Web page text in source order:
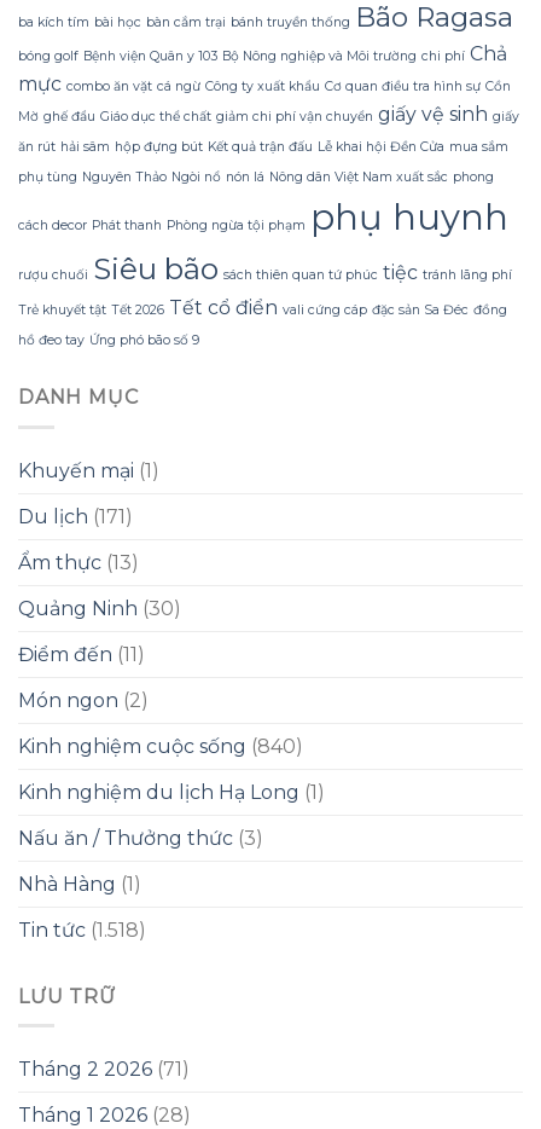
giải
khát
những
buổi
nhà
bếp.
cao
thể
làm
đoạn
bất
tiệc
ba kích tím bài học bàn cắm trại bánh truyền thống Bão Ragasa
bóng golf Bệnh viện Quân y 103 Bộ Nông nghiệp và Môi trường chi phí Chả
mực combo ăn vặt cá ngừ Công ty xuất khẩu Cơ quan điều tra hình sự Cồn
Mờ ghế đẩu Giáo dục thể chất giảm chi phí vận chuyển giấy vệ sinh giấy
ăn rút hải sâm hộp đựng bút Kết quả trận đấu Lễ khai hội Đền Cửa mua sắm
phụ tùng Nguyên Thảo Ngòi nổ nón lá Nông dân Việt Nam xuất sắc phong
cách decor Phát thanh Phòng ngừa tội phạm phụ huynh
rượu chuối Siêu bão sách thiên quan tứ phúc tiệc tránh lãng phí
Trẻ khuyết tật Tết 2026 Tết cổ điển vali cứng cáp đặc sản Sa Đéc đồng
hồ đeo tay Ứng phó bão số 9
DANH MỤC
Khuyến mại (1)
Du lịch (171)
Ẩm thực (13)
Quảng Ninh (30)
Điểm đến (11)
Món ngon (2)
Kinh nghiệm cuộc sống (840)
Kinh nghiệm du lịch Hạ Long (1)
Nấu ăn / Thưởng thức (3)
Nhà Hàng (1)
Tin tức (1.518)
LƯU TRỮ
Tháng 2 2026 (71)
Tháng 1 2026 (28)